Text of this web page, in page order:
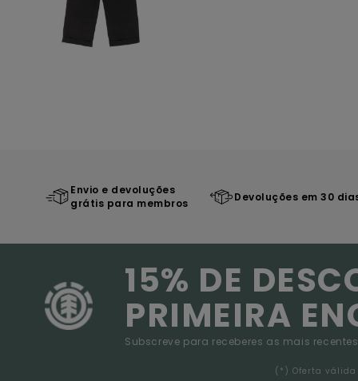
Envio e devoluções
grátis para membros
Devoluções em 30
15% DE
PRIMEIRA
Subscreve para receberes as mais
(*) Oferta